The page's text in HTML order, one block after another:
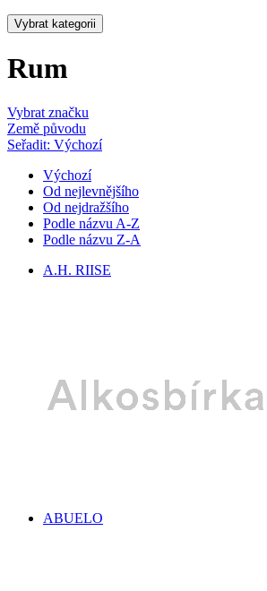
Vybrat kategorii
Rum
Vybrat značku
Země původu
Seřadit: Výchozí
Výchozí
Od nejlevnějšího
Od nejdražšího
Podle názvu A-Z
Podle názvu Z-A
A.H. RIISE
ABUELO